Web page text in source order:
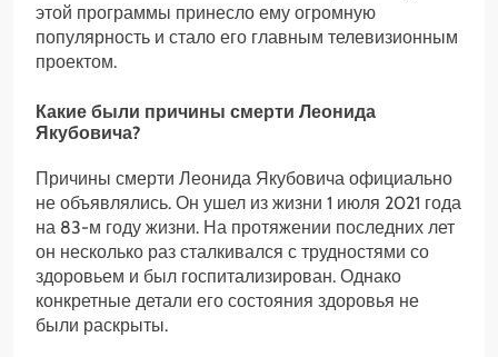
этой программы принесло ему огромную
популярность и стало его главным телевизионным
проектом.
Какие были причины смерти Леонида
Якубовича?
Причины смерти Леонида Якубовича официально
не объявлялись. Он ушел из жизни 1 июля 2021 года
на 83-м году жизни. На протяжении последних лет
он несколько раз сталкивался с трудностями со
здоровьем и был госпитализирован. Однако
конкретные детали его состояния здоровья не
были раскрыты.